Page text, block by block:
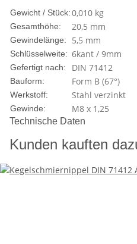
Technische Daten
Gewicht / Stück:0,010 kg
Gesamthöhe: 20,5 mm
Gewindelänge: 5,5 mm
Schlüsselweite: 6kant / 9mm
Gefertigt nach: DIN 71412
Bauform: Form B (67°)
Werkstoff: Stahl verzinkt
Gewinde: M8 x 1,25
Kunden kauften